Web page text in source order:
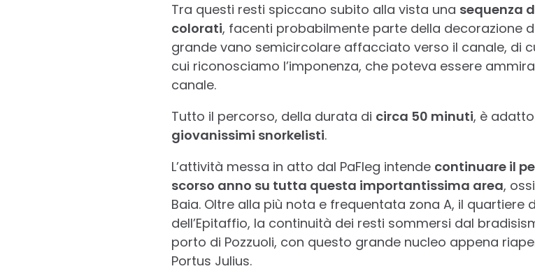
Tra questi resti spiccano subito alla vista una sequenza
colorati, facenti probabilmente parte della decorazione
grande vano semicircolare affacciato verso il canale, di
cui riconosciamo l’imponenza, che poteva essere
canale.
Tutto il percorso, della durata di circa 50 minuti, è
giovanissimi snorkelisti.
L’attività messa in atto dal PaFleg intende continuare il
scorso anno su tutta questa importantissima area,
Baia. Oltre alla più nota e frequentata zona A, il quartiere
dell’Epitaffio, la continuità dei resti sommersi dal
porto di Pozzuoli, con questo grande nucleo appena
Portus Julius.